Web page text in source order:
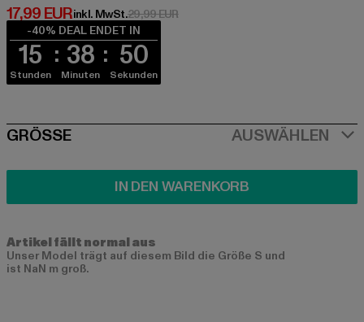
17,99 EUR
Derzeitiger Preis: 17,99 EUR
inkl. MwSt.29,99 EURAktionspreis: 29,99 EUR
-40% DEAL ENDET IN
15
Stunden
38
Minuten
50
Sekunden
SIZE
GRÖSSE AUSWÄHLEN
IN DEN WARENKORB
Artikel fällt normal aus
Unser Model trägt auf diesem Bild die Größe S und
ist NaN m groß.